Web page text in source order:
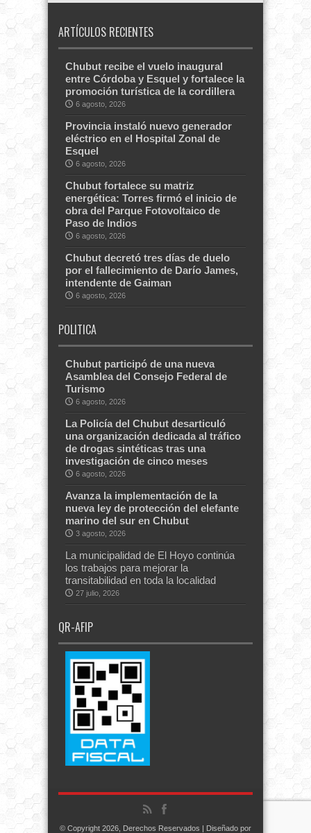
ARTÍCULOS RECIENTES
Chubut recibe el vuelo inaugural
entre Córdoba y Esquel y fortalece la
promoción turística de la cordillera
6 agosto, 2026
Provincia instaló nuevo generador
eléctrico en el Hospital Zonal de
Esquel
6 agosto, 2026
Chubut fortalece su matriz
energética: Torres firmó el inicio de
obra del Parque Fotovoltaico de
Paso de Indios
6 agosto, 2026
Chubut decretó tres días de duelo
por el fallecimiento de Darío James,
intendente de Gaiman
6 agosto, 2026
POLITICA
Chubut participó de una nueva
Asamblea del Consejo Federal de
Turismo
6 agosto, 2026
La Policía del Chubut desarticuló
una organización dedicada al tráfico
de drogas sintéticas tras una
investigación de cinco meses
6 agosto, 2026
Avanza la implementación de la
nueva ley de protección del elefante
marino del sur en Chubut
3 agosto, 2026
La municipalidad de El Hoyo continúa
los trabajos para mejorar la
transitabilidad en toda la localidad
27 julio, 2026
QR-AFIP
© Copyright 2026, Derechos Reservados | Diseñado por